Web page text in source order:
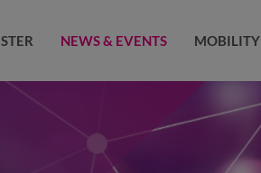
NEWS & EVENTS MOBILITY